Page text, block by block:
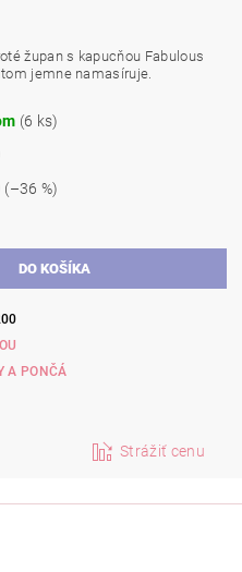
župan s kapucňou Fabulous
jemne namasíruje.
(6 ks)
(–36 %)
A PONČÁ
Strážiť cenu